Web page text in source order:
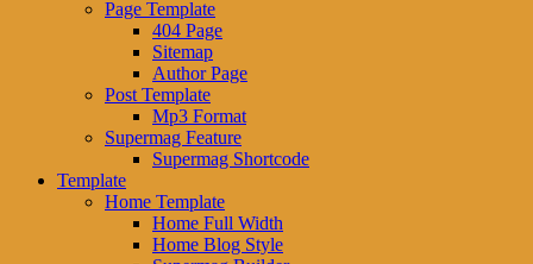
Page Template
404 Page
Sitemap
Author Page
Post Template
Mp3 Format
Supermag Feature
Supermag Shortcode
Template
Home Template
Home Full Width
Home Blog Style